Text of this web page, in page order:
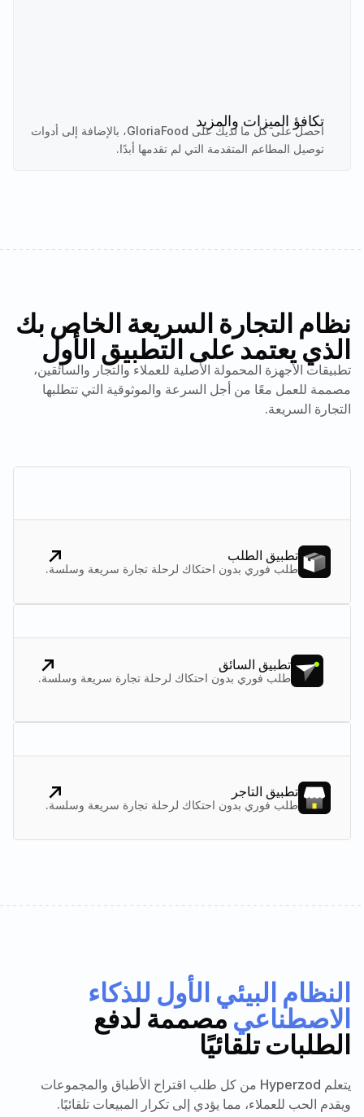
تكافؤ الميزات والمزيد
احصل على كل ما لديك على GloriaFood، بالإضافة إلى أدوات
توصيل المطاعم المتقدمة التي لم تقدمها أبدًا.
نظام التجارة السريعة الخاص بك
الذي يعتمد على التطبيق الأول
تطبيقات الأجهزة المحمولة الأصلية للعملاء والتجار والسائقين،
مصممة للعمل معًا من أجل السرعة والموثوقية التي تتطلبها
التجارة السريعة.
تطبيق الطلب
طلب فوري بدون احتكاك لرحلة تجارة سريعة وسلسة.
تطبيق السائق
طلب فوري بدون احتكاك لرحلة تجارة سريعة وسلسة.
تطبيق التاجر
طلب فوري بدون احتكاك لرحلة تجارة سريعة وسلسة.
النظام البيئي الأول للذكاء
الاصطناعيمصممة لدفع
الطلبات تلقائيًا
يتعلم Hyperzod من كل طلب اقتراح الأطباق والمجموعات
ويقدم الحب للعملاء، مما يؤدي إلى تكرار المبيعات تلقائيًا.